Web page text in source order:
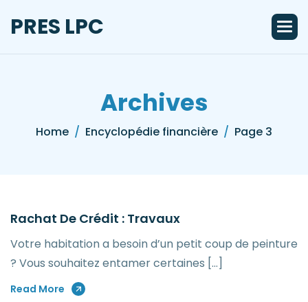
PRES LPC
Archives
Home Encyclopédie financière Page 3
Rachat De Crédit : Travaux
Votre habitation a besoin d’un petit coup de peinture
? Vous souhaitez entamer certaines […]
Read More